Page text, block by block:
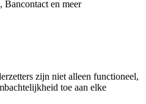
en meer
zijn niet alleen functioneel,
toe aan elke